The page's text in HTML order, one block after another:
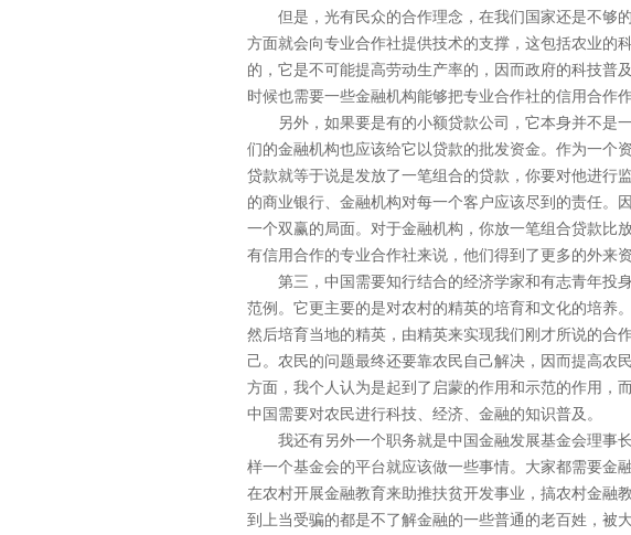
但是，光有民众的合作理念，在我们国家还是不够的
方面就会向专业合作社提供技术的支撑，这包括农业的
的，它是不可能提高劳动生产率的，因而政府的科技普
时候也需要一些金融机构能够把专业合作社的信用合作
另外，如果要是有的小额贷款公司，它本身并不是一
们的金融机构也应该给它以贷款的批发资金。作为一个
贷款就等于说是发放了一笔组合的贷款，你要对他进行
的商业银行、金融机构对每一个客户应该尽到的责任。
一个双赢的局面。对于金融机构，你放一笔组合贷款比
有信用合作的专业合作社来说，他们得到了更多的外来
第三，中国需要知行结合的经济学家和有志青年投身
范例。它更主要的是对农村的精英的培育和文化的培养
然后培育当地的精英，由精英来实现我们刚才所说的合
己。农民的问题最终还要靠农民自己解决，因而提高农
方面，我个人认为是起到了启蒙的作用和示范的作用，
中国需要对农民进行科技、经济、金融的知识普及。
我还有另外一个职务就是中国金融发展基金会理事长
样一个基金会的平台就应该做一些事情。大家都需要金
在农村开展金融教育来助推扶贫开发事业，搞农村金融
到上当受骗的都是不了解金融的一些普通的老百姓，被